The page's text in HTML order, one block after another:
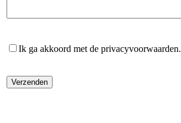
Ik ga akkoord met de privacyvoorwaarden.